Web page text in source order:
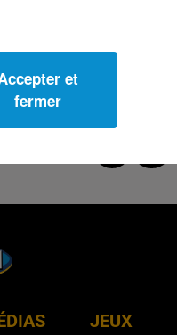
JEUX
et
fermer